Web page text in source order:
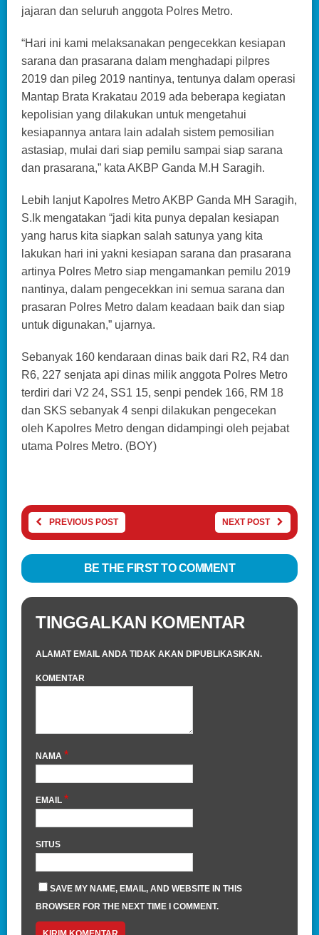
jajaran dan seluruh anggota Polres Metro.
“Hari ini kami melaksanakan pengecekkan kesiapan
sarana dan prasarana dalam menghadapi pilpres
2019 dan pileg 2019 nantinya, tentunya dalam operasi
Mantap Brata Krakatau 2019 ada beberapa kegiatan
kepolisian yang dilakukan untuk mengetahui
kesiapannya antara lain adalah sistem pemosilian
astasiap, mulai dari siap pemilu sampai siap sarana
dan prasarana,” kata AKBP Ganda M.H Saragih.
Lebih lanjut Kapolres Metro AKBP Ganda MH Saragih,
S.Ik mengatakan “jadi kita punya depalan kesiapan
yang harus kita siapkan salah satunya yang kita
lakukan hari ini yakni kesiapan sarana dan prasarana
artinya Polres Metro siap mengamankan pemilu 2019
nantinya, dalam pengecekkan ini semua sarana dan
prasaran Polres Metro dalam keadaan baik dan siap
untuk digunakan,” ujarnya.
Sebanyak 160 kendaraan dinas baik dari R2, R4 dan
R6, 227 senjata api dinas milik anggota Polres Metro
terdiri dari V2 24, SS1 15, senpi pendek 166, RM 18
dan SKS sebanyak 4 senpi dilakukan pengecekan
oleh Kapolres Metro dengan didampingi oleh pejabat
utama Polres Metro. (BOY)
PREVIOUS POST NEXT POST
BE THE FIRST TO COMMENT
TINGGALKAN KOMENTAR
ALAMAT EMAIL ANDA TIDAK AKAN DIPUBLIKASIKAN.
KOMENTAR
NAMA *
EMAIL *
SITUS
SAVE MY NAME, EMAIL, AND WEBSITE IN THIS
BROWSER FOR THE NEXT TIME I COMMENT.